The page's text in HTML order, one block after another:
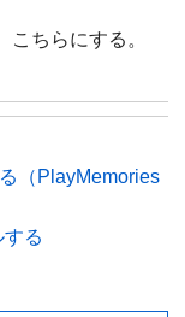
ちらにする。
（PlayMemories
る